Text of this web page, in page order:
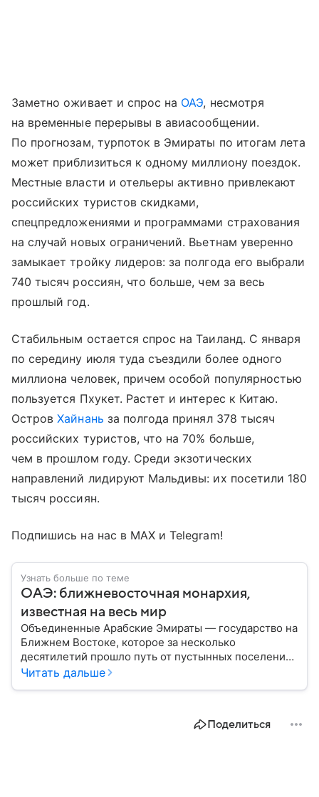
Заметно оживает и спрос на ОАЭ, несмотря
на временные перерывы в авиасообщении.
По прогнозам, турпоток в Эмираты по итогам лета
может приблизиться к одному миллиону поездок.
Местные власти и отельеры активно привлекают
российских туристов скидками,
спецпредложениями и программами страхования
на случай новых ограничений. Вьетнам уверенно
замыкает тройку лидеров: за полгода его выбрали
740 тысяч россиян, что больше, чем за весь
прошлый год.
Стабильным остается спрос на Таиланд. С января
по середину июля туда съездили более одного
миллиона человек, причем особой популярностью
пользуется Пхукет. Растет и интерес к Китаю.
ОстровХайнань за полгода принял 378 тысяч
российских туристов, что на 70% больше,
чем в прошлом году. Среди экзотических
направлений лидируют Мальдивы: их посетили 180
тысяч россиян.
Подпишись на нас в МАХ и Telegram!
Узнать больше по теме
ОАЭ: ближневосточная монархия,
известная на весь мир
Объединенные Арабские Эмираты — государство на
Ближнем Востоке, которое за несколько
десятилетий прошло путь от пустынных поселений
до одного из самых богатых и влиятельных центров
материале — самое важное по теме.
Читать дальше
Поделиться